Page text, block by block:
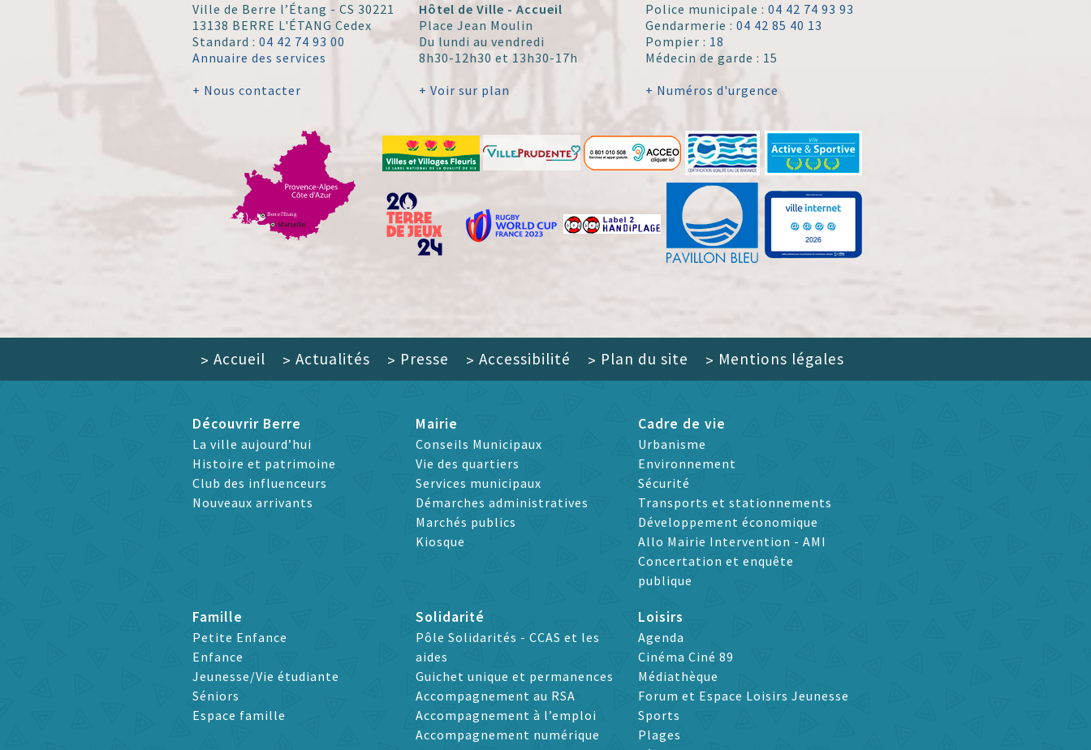
Ville de Berre l’Étang - CS 30221
13138 BERRE L'ÉTANG Cedex
Standard :04 42 74 93 00
Annuaire des services
+ Nous contacter
Hôtel de Ville - Accueil
Place Jean Moulin
Du lundi au vendredi
8h30-12h30 et 13h30-17h
+ Voir sur plan
Police municipale :04 42 74 93 93
Gendarmerie :04 42 85 40 13
Pompier : 18
Médecin de garde : 15
+ Numéros d'urgence
> Accueil > Actualités > Presse > Accessibilité > Plan du site > Mentions légales
Découvrir Berre
La ville aujourd’hui
Histoire et patrimoine
Club des influenceurs
Nouveaux arrivants
Mairie
Conseils Municipaux
Vie des quartiers
Services municipaux
Démarches administratives
Marchés publics
Kiosque
Cadre de vie
Urbanisme
Environnement
Sécurité
Transports et stationnements
Développement économique
Allo Mairie Intervention - AMI
Concertation et enquête
publique
Famille
Petite Enfance
Enfance
Jeunesse/Vie étudiante
Séniors
Espace famille
Solidarité
Pôle Solidarités - CCAS et les
aides
Guichet unique et permanences
Accompagnement au RSA
Accompagnement à l’emploi
Accompagnement numérique
Loisirs
Agenda
Cinéma Ciné 89
Médiathèque
Forum et Espace Loisirs Jeunesse
Sports
Plages